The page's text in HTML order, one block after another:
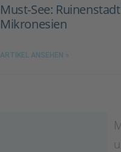
Must-See:
Mikronesien
ARTIKEL ANSEHEN »